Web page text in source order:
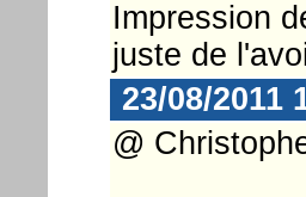
Impression
juste de
23/08/2011
@